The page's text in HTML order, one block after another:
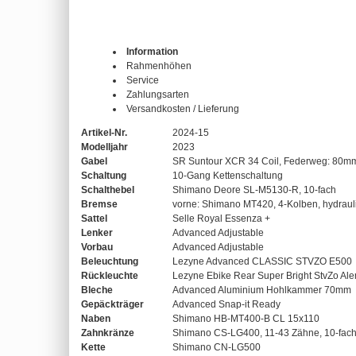
Information
Rahmenhöhen
Service
Zahlungsarten
Versandkosten / Lieferung
Artikel-Nr.
2024-15
Modelljahr
2023
Gabel
SR Suntour XCR 34 Coil, Federweg:
Schaltung
10-Gang Kettenschaltung
Schalthebel
Shimano Deore SL-M5130-R, 10-fach
Bremse
vorne: Shimano MT420, 4-Kolben,
Sattel
Selle Royal Essenza +
Lenker
Advanced Adjustable
Vorbau
Advanced Adjustable
Beleuchtung
Lezyne Advanced CLASSIC STVZO E500
Rückleuchte
Lezyne Ebike Rear Super Bright StvZo
Bleche
Advanced Aluminium Hohlkammer 70mm
Gepäckträger
Advanced Snap-it Ready
Naben
Shimano HB-MT400-B CL 15x110
Zahnkränze
Shimano CS-LG400, 11-43 Zähne, 10-fach
Kette
Shimano CN-LG500